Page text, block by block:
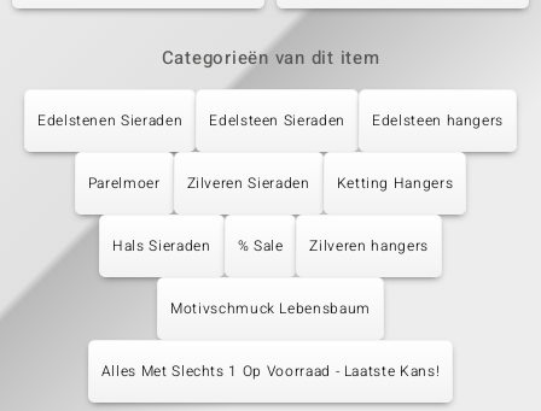
Categorieën van dit item
Edelstenen Sieraden Edelsteen Sieraden Edelsteen hangers
Parelmoer Zilveren Sieraden Ketting Hangers
Hals Sieraden % Sale Zilveren hangers
Motivschmuck Lebensbaum
Alles Met Slechts 1 Op Voorraad - Laatste Kans!